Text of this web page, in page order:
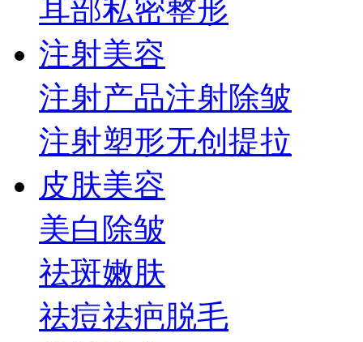
耳部私密整形
注射美容
注射产品注射除皱
注射塑形无创提拉
皮肤美容
美白 除皱
祛斑嫩肤
祛痘祛疤脱毛